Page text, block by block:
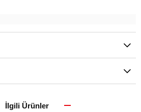
İlgili Ürünler